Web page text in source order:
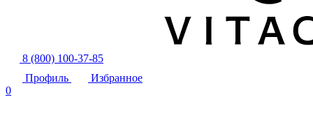
8 (800) 100-37-85
Профиль
Избранное
0